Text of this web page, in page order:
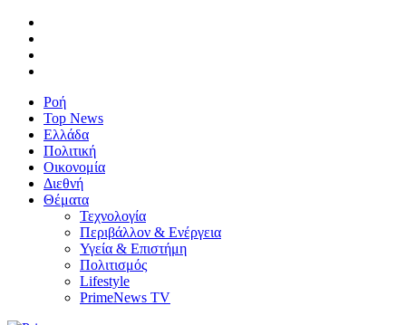
Ροή
Top News
Ελλάδα
Πολιτική
Οικονομία
Διεθνή
Θέματα
Τεχνολογία
Περιβάλλον & Ενέργεια
Υγεία & Επιστήμη
Πολιτισμός
Lifestyle
PrimeNews TV